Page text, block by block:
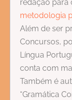
redação para
metodologia
Além de ser
Concursos,
Língua
conta com
Também é
“Gramática